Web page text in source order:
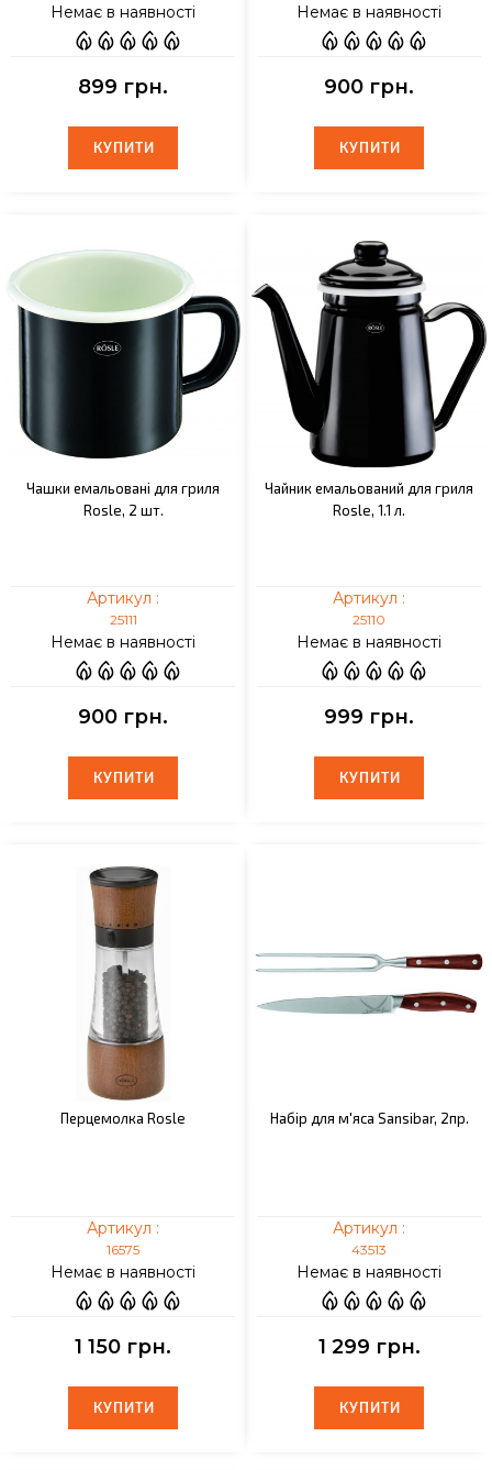
Немає в наявності
899 грн.
КУПИТИ
КУПИТИ
Немає в наявності
900 грн.
КУПИТИ
КУПИТИ
Чашки емальовані для гриля
Rosle, 2 шт.
Артикул :
25111
Немає в наявності
900 грн.
КУПИТИ
КУПИТИ
Чайник емальований для гриля
Rosle, 1.1 л.
Артикул :
25110
Немає в наявності
999 грн.
КУПИТИ
КУПИТИ
Перцемолка Rosle
Артикул :
16575
Немає в наявності
1 150 грн.
КУПИТИ
КУПИТИ
Набір для м'яса Sansibar, 2пр.
Артикул :
43513
Немає в наявності
1 299 грн.
КУПИТИ
КУПИТИ